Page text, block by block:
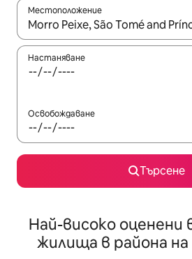
Местоположение
Когато резултатите се
Настаняване
Освобождаване
Търсене
Най-високо оценени
жилища в района на